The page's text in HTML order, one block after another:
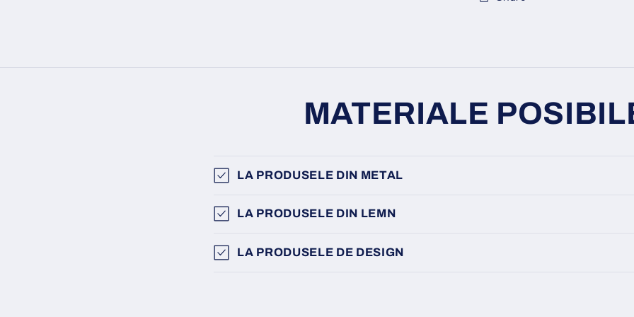
MATERIALE
LA PRODUSELE DIN METAL
LA PRODUSELE DIN LEMN
LA PRODUSELE DE DESIGN